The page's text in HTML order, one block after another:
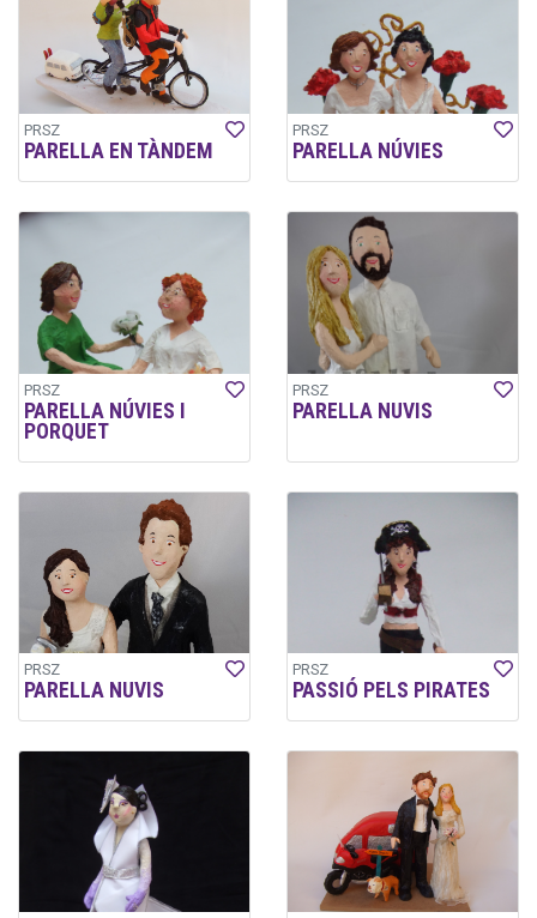
PRSZ
PARELLA EN TÀNDEM
PRSZ
PARELLA NÚVIES
PRSZ
PARELLA NÚVIES I
PORQUET
PRSZ
PARELLA NUVIS
PRSZ
PARELLA NUVIS
PRSZ
PASSIÓ PELS PIRATES